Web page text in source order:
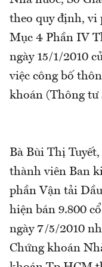
theo quy định,
Mục 4 Phần IV
ngày 15/1/2010
việc công bố
khoán (Thông tư
Bà Bùi Thị
thành viên Ban
phần Vận tải
hiện bán 9.800
ngày 7/5/2010
Chứng khoán